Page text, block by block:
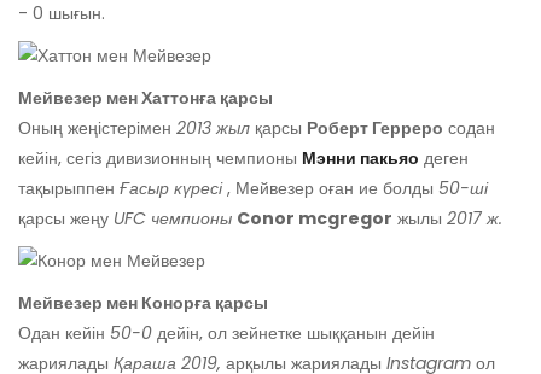
- 0 шығын.
Мейвезер мен Хаттонға қарсы
Оның жеңістерімен 2013 жыл қарсы Роберт Герреро содан
кейін, сегіз дивизионның чемпионы Мэнни пакьяо деген
тақырыппен Ғасыр күресі, Мейвезер оған ие болды 50-ші
қарсы жеңу UFC чемпионы Conor mcgregor жылы 2017 ж.
Мейвезер мен Конорға қарсы
Одан кейін 50-0 дейін, ол зейнетке шыққанын дейін
жариялады Қараша 2019, арқылы жариялады Instagram ол